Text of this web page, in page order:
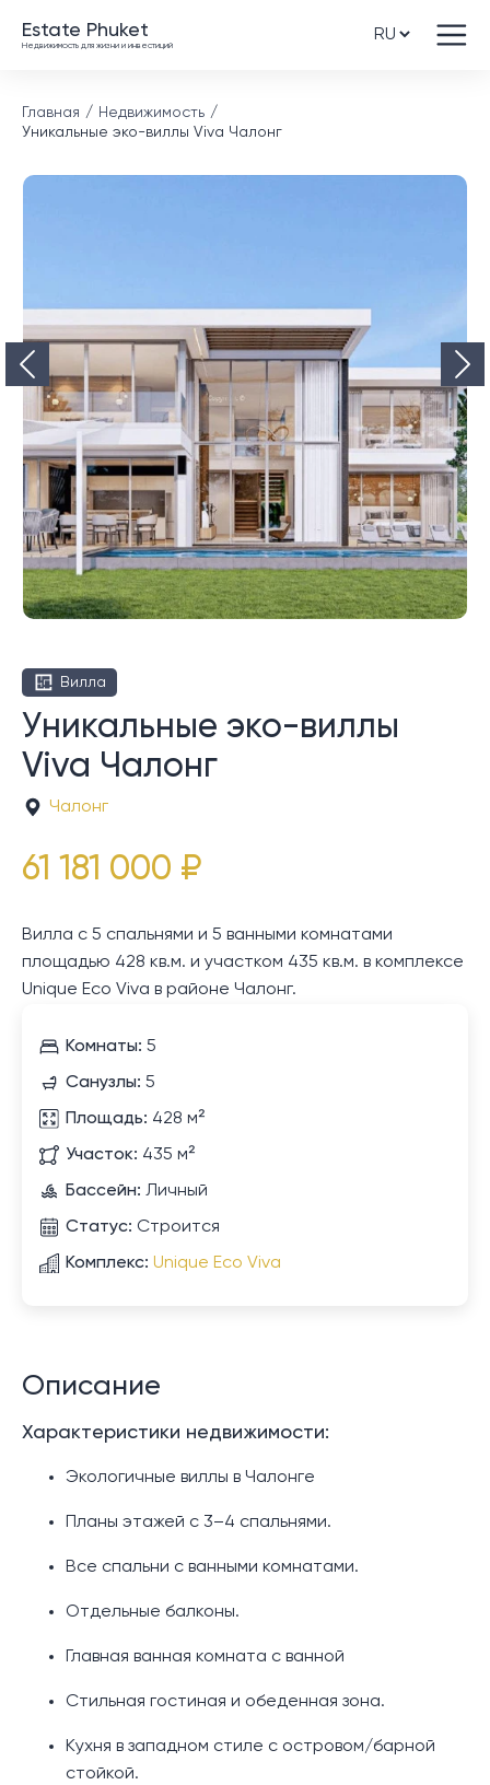
Estate Phuket
Недвижимость для жизни и инвестиций
Главная
Недвижимость
Уникальные эко-виллы Viva Чалонг
Вилла
Уникальные эко-виллы
Viva Чалонг
Чалонг
61 181 000 ₽
Вилла с 5 спальнями и 5 ванными комнатами
площадью 428 кв.м. и участком 435 кв.м. в комплексе
Unique Eco Viva в районе Чалонг.
Комнаты: 5
Санузлы: 5
Площадь: 428 м²
Участок: 435 м²
Бассейн: Личный
Статус: Строится
Комплекс: Unique Eco Viva
Описание
Характеристики недвижимости:
Экологичные виллы в Чалонге
Планы этажей с 3–4 спальнями.
Все спальни с ванными комнатами.
Отдельные балконы.
Главная ванная комната с ванной
Стильная гостиная и обеденная зона.
Кухня в западном стиле с островом/барной
стойкой.